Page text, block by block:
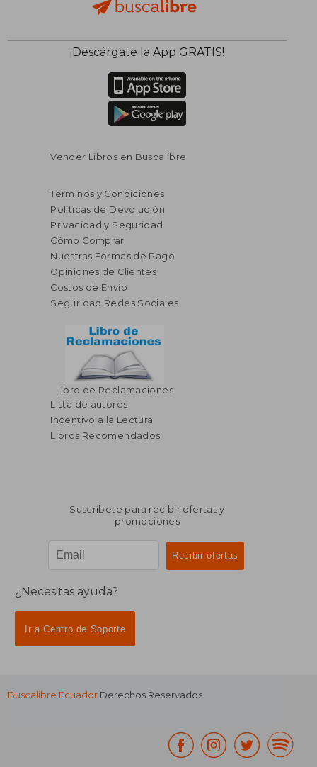
¡Descárgate la App GRATIS!
Vender Libros en Buscalibre
Términos y Condiciones
Políticas de Devolución
Privacidad y Seguridad
Cómo Comprar
Nuestras Formas de Pago
Opiniones de Clientes
Costos de Envío
Seguridad Redes Sociales
Libro de Reclamaciones
Lista de autores
Incentivo a la Lectura
Libros Recomendados
Suscríbete para recibir ofertas y
promociones
¿Necesitas ayuda?
Ir a Centro de Soporte
Buscalibre Ecuador Derechos Reservados.